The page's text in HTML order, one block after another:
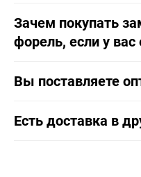
Зачем покупать
форель, если у
Вы поставляете
Есть доставка в